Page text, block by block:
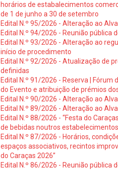
horários de estabalecimentos
de 1 de junho a 30 de setembro
Edital N.º 95/2026 - Alteração ao
Edital N.º 94/2026 - Reunião pública
Edital N.º 93/2026 - Alteração ao
início de procedimento
Edital N.º 92/2026 - Atualização de
definidas
Edital N.º 91/2026 - Reserva |
do Evento e atribuição de prémios
Edital N.º 90/2026 - Alteração ao
Edital N.º 89/2026 - Alteração ao
Edital N.º 88/2026 - “Festa do
de bebidas noutros
Edital N.º 87/2026 - Horários,
espaços associativos, recintos
do Caraças 2026”
Edital N.º 86/2026 - Reunião pública